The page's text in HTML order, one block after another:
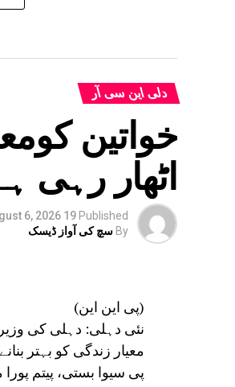
دلی این سی آر
خواتین
اٹھار رہی
Published
19 hours ago
6, 2026
By سچ کی آواز ڈیسک
(پی این این)
نئی دہلی: دہلی کی
معیار زندگی کو بہتر